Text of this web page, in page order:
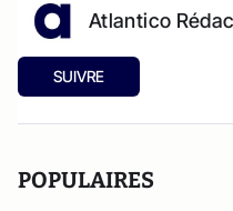
Atlantico
SUIVRE
POPULAIRES